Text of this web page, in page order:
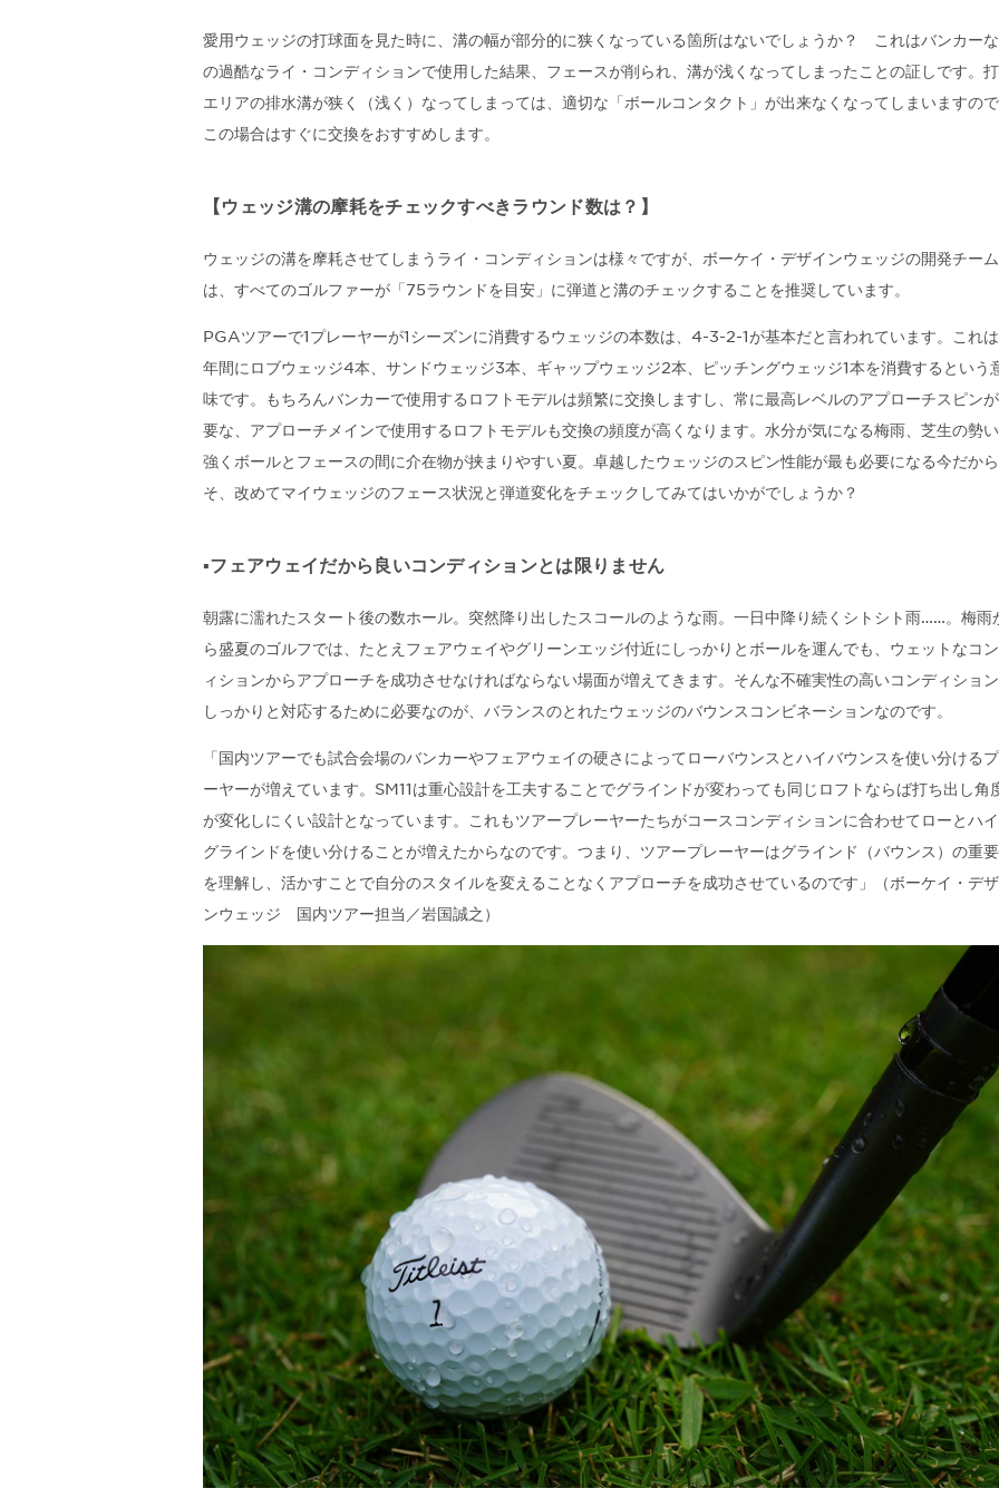
愛用ウェッジの打球面を見た時に、溝の幅が部分的に狭くなっている箇所はないでしょうか？ これはバンカー
の過酷なライ・コンディションで使用した結果、フェースが削られ、溝が浅くなってしまったことの証しです。
エリアの排水溝が狭く（浅く）なってしまっては、適切な「ボールコンタクト」が出来なくなってしまいますので
この場合はすぐに交換をおすすめします。
【ウェッジ溝の摩耗をチェックすべきラウンド数は？】
ウェッジの溝を摩耗させてしまうライ・コンディションは様々ですが、ボーケイ・デザインウェッジの開発チーム
は、すべてのゴルファーが「75ラウンドを目安」に弾道と溝のチェックすることを推奨しています。
PGAツアーで1プレーヤーが1シーズンに消費するウェッジの本数は、4-3-2-1が基本だと言われています。これ
年間にロブウェッジ4本、サンドウェッジ3本、ギャップウェッジ2本、ピッチングウェッジ1本を消費するという
味です。もちろんバンカーで使用するロフトモデルは頻繁に交換しますし、常に最高レベルのアプローチスピン
要な、アプローチメインで使用するロフトモデルも交換の頻度が高くなります。水分が気になる梅雨、芝生の勢
強くボールとフェースの間に介在物が挟まりやすい夏。卓越したウェッジのスピン性能が最も必要になる今だから
そ、改めてマイウェッジのフェース状況と弾道変化をチェックしてみてはいかがでしょうか？
▪️フェアウェイだから良いコンディションとは限りません
朝露に濡れたスタート後の数ホール。突然降り出したスコールのような雨。一日中降り続くシトシト雨……。梅雨
ら盛夏のゴルフでは、たとえフェアウェイやグリーンエッジ付近にしっかりとボールを運んでも、ウェットなコ
ィションからアプローチを成功させなければならない場面が増えてきます。そんな不確実性の高いコンディショ
しっかりと対応するために必要なのが、バランスのとれたウェッジのバウンスコンビネーションなのです。
「国内ツアーでも試合会場のバンカーやフェアウェイの硬さによってローバウンスとハイバウンスを使い分ける
ーヤーが増えています。SM11は重心設計を工夫することでグラインドが変わっても同じロフトならば打ち出し角
が変化しにくい設計となっています。これもツアープレーヤーたちがコースコンディションに合わせてローとハ
グラインドを使い分けることが増えたからなのです。つまり、ツアープレーヤーはグラインド（バウンス）の重
を理解し、活かすことで自分のスタイルを変えることなくアプローチを成功させているのです」（ボーケイ・デ
ンウェッジ 国内ツアー担当／岩国誠之）